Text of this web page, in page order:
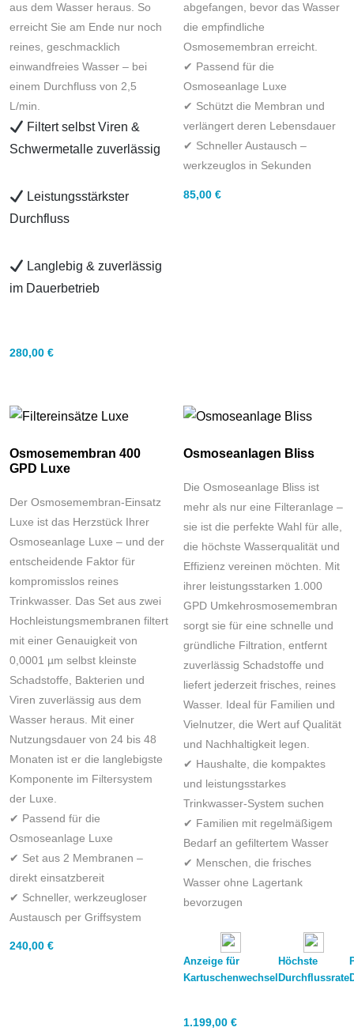
aus dem Wasser heraus. So
erreicht Sie am Ende nur noch
reines, geschmacklich
einwandfreies Wasser – bei
einem Durchfluss von 2,5
L/min.
Filtert selbst Viren &
Schwermetalle zuverlässig
Leistungsstärkster
Durchfluss
Langlebig & zuverlässig
im Dauerbetrieb
280,00 €
abgefangen, bevor das Wasser
die empfindliche
Osmosemembran erreicht.
✔ Passend für die
Osmoseanlage Luxe
✔ Schützt die Membran und
verlängert deren Lebensdauer
✔ Schneller Austausch –
werkzeuglos in Sekunden
85,00€
Osmosemembran 400
GPD Luxe
Der Osmosemembran-Einsatz
Luxe ist das Herzstück Ihrer
Osmoseanlage Luxe – und der
entscheidende Faktor für
kompromisslos reines
Trinkwasser. Das Set aus zwei
Hochleistungsmembranen filtert
mit einer Genauigkeit von
0,0001 µm selbst kleinste
Schadstoffe, Bakterien und
Viren zuverlässig aus dem
Wasser heraus. Mit einer
Nutzungsdauer von 24 bis 48
Monaten ist er die langlebigste
Komponente im Filtersystem
der Luxe.
✔ Passend für die
Osmoseanlage Luxe
✔ Set aus 2 Membranen –
direkt einsatzbereit
✔ Schneller, werkzeugloser
Austausch per Griffsystem
240,00 €
Osmoseanlagen Bliss
Die Osmoseanlage Bliss ist
mehr als nur eine Filteranlage –
sie ist die perfekte Wahl für alle,
die höchste Wasserqualität und
Effizienz vereinen möchten. Mit
ihrer leistungsstarken 1.000
GPD Umkehrosmosemembran
sorgt sie für eine schnelle und
gründliche Filtration, entfernt
zuverlässig Schadstoffe und
liefert jederzeit frisches, reines
Wasser. Ideal für Familien und
Vielnutzer, die Wert auf Qualität
und Nachhaltigkeit legen.
✔ Haushalte, die kompaktes
und leistungsstarkes
Trinkwasser-System suchen
✔ Familien mit regelmäßigem
Bedarf an gefiltertem Wasser
✔ Menschen, diefrisches
Wasser ohne Lagertank
bevorzugen
Anzeige für
Kartuschenwechsel
Höchste
Durchflussrate
1.199,00€